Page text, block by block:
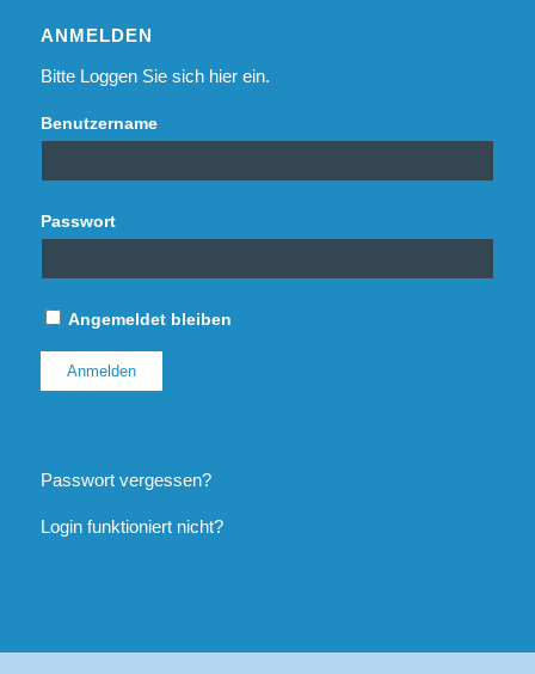
ANMELDEN
Bitte Loggen Sie sich hier ein.
Benutzername
Passwort
Angemeldet bleiben
Passwort vergessen?
Login funktioniert nicht?